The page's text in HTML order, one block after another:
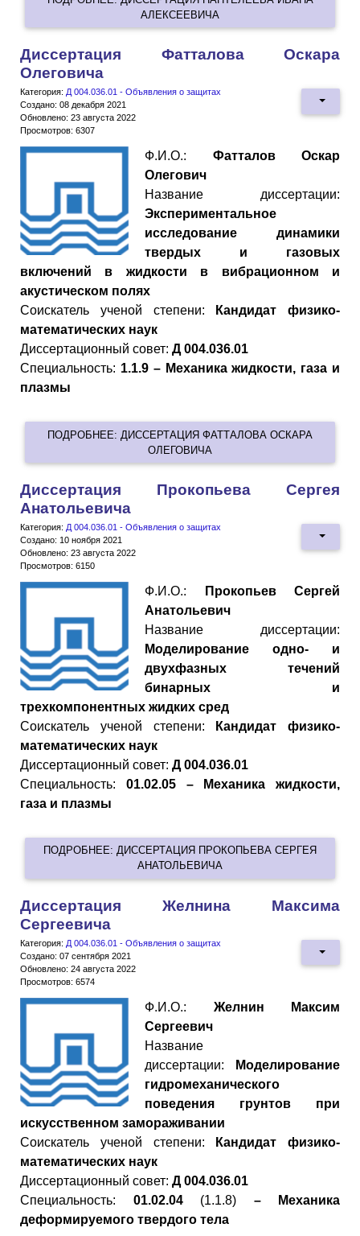
АЛЕКСЕЕВИЧА
Диссертация Фатталова Оскара
Олеговича
Категория: Д 004.036.01 - Объявления о защитах
Создано: 08 декабря 2021
Обновлено: 23 августа 2022
Просмотров: 6307
Ф.И.О.: Фатталов Оскар
Олегович
Название диссертации:
Экспериментальное
исследование динамики
твердых и газовых
включений в жидкости в вибрационном и
акустическом полях
Cоискатель ученой степени:
Кандидат физико-
математических наук
Диссертационный совет: Д 004.036.01
Специальность: 1.1.9 – Механика жидкости, газа и
плазмы
ПОДРОБНЕЕ: ДИССЕРТАЦИЯ ФАТТАЛОВА ОСКАРА
ОЛЕГОВИЧА
Диссертация Прокопьева Сергея
Анатольевича
Категория: Д 004.036.01 - Объявления о защитах
Создано: 10 ноября 2021
Обновлено: 23 августа 2022
Просмотров: 6150
Ф.И.О.:
Прокопьев Сергей
Анатольевич
Название диссертации:
Моделирование одно- и
двухфазных течений
бинарных и
трехкомпонентных жидких сред
Cоискатель ученой степени:
Кандидат физико-
математических наук
Диссертационный совет: Д 004.036.01
Специальность: 01.02.05 – Механика жидкости,
газа и плазмы
ПОДРОБНЕЕ: ДИССЕРТАЦИЯ ПРОКОПЬЕВА СЕРГЕЯ
АНАТОЛЬЕВИЧА
Диссертация Желнина Максима
Сергеевича
Категория: Д 004.036.01 - Объявления о защитах
Создано: 07 сентября 2021
Обновлено: 24 августа 2022
Просмотров: 6574
Ф.И.О.: Желнин Максим
Сергеевич
Название
диссертации:
Моделирование
гидромеханического
поведения грунтов при
искусственном замораживании
Cоискатель ученой степени:
Кандидат физико-
математических наук
Диссертационный совет: Д 004.036.01
Специальность: 01.02.04 (1.1.8) – Механика
деформируемого твердого тела